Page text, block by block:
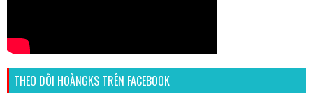
THEO DÕI HOÀNGKS TRÊN FACEBOOK